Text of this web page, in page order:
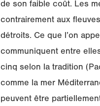
de son faible coût. Les
contrairement aux
détroits. Ce que l’on
communiquent entre
cinq selon la tradition
comme la mer
peuvent être